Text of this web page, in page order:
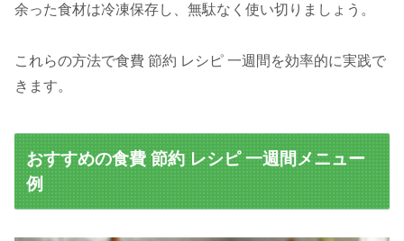
余った食材は冷凍保存し、無駄なく使い切りましょう。
これらの方法で食費 節約 レシピ 一週間を効率的に実践で
きます。
おすすめの食費 節約 レシピ 一週間メニュー
例